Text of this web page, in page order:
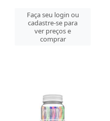
Faça seu login ou
cadastre-se para
ver preços e
comprar